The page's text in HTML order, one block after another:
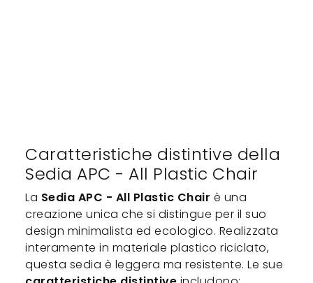
Caratteristiche distintive della
Sedia APC - All Plastic Chair
La Sedia APC - All Plastic Chair è una
creazione unica che si distingue per il suo
design minimalista ed ecologico. Realizzata
interamente in materiale plastico riciclato,
questa sedia è leggera ma resistente. Le sue